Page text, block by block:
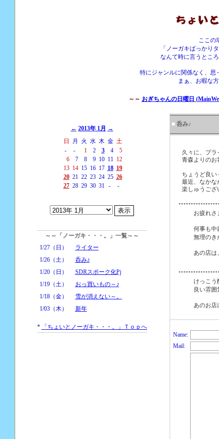
ここの
「ノーガキばっかり
なんて時に言うとこ
特にジャンルに関係なく、思
まぁ、お暇な
～～ おぎちゃんの日曜日
← 2013年 1月 →
日
月 火 水 木 金 土
-
- 1 2 3 4
5
6
7 8 9 10 11 12
13 14 15 16 17 18 19
20 21 22 23 24 25 26
27 28 29 30 31 - -
～～「ノーガキ・・・。」一覧～～
1/27（日）
ライター
1/26（土）
呑み♪
1/20（日）
SDRスポーク化Pj
1/19（土）
おっ買いもの～♪
1/18（金）
雪が消えない～。
1/03（木）
新年
* 「ちょいとノーガキ・・・。」Ｔｏｐへ
■ 呑み♪
久々に、プ
青森よりのお
ちょうど良
最近、なか
楽しゅうござ
お疲れさ
何事も中
無理のき
あの店は
けっこう
良い雰囲
あのお店
Name:
Mail: